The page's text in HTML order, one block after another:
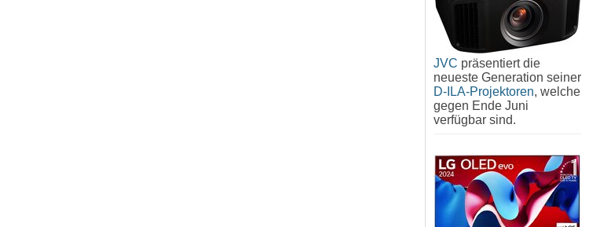
JVC präsentiert die
neueste Generation seiner
D-ILA-Projektoren, welche
gegen Ende Juni
verfügbar sind.